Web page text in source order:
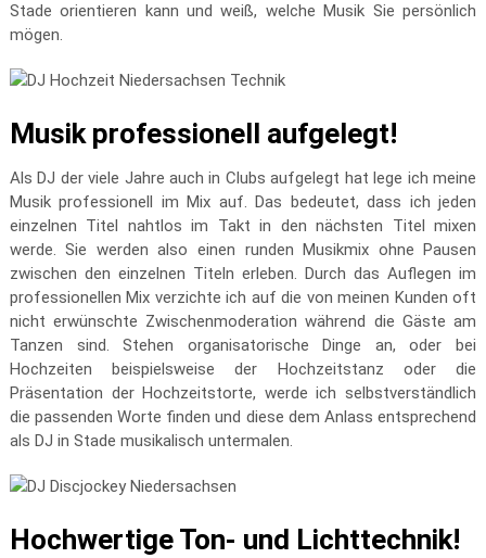
Stade orientieren kann und weiß, welche Musik Sie persönlich
mögen.
Musik professionell aufgelegt!
Als DJ der viele Jahre auch in Clubs aufgelegt hat lege ich meine
Musik professionell im Mix auf. Das bedeutet, dass ich jeden
einzelnen Titel nahtlos im Takt in den nächsten Titel mixen
werde. Sie werden also einen runden Musikmix ohne Pausen
zwischen den einzelnen Titeln erleben. Durch das Auflegen im
professionellen Mix verzichte ich auf die von meinen Kunden oft
nicht erwünschte Zwischenmoderation während die Gäste am
Tanzen sind. Stehen organisatorische Dinge an, oder bei
Hochzeiten beispielsweise der Hochzeitstanz oder die
Präsentation der Hochzeitstorte, werde ich selbstverständlich
die passenden Worte finden und diese dem Anlass entsprechend
als DJ in Stade musikalisch untermalen.
Hochwertige Ton- und Lichttechnik!